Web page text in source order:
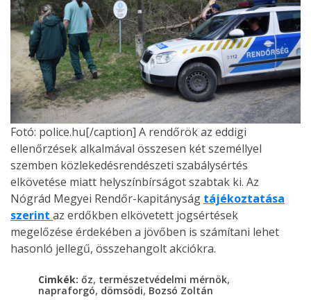
Fotó: police.hu[/caption] A rendőrök az eddigi
ellenőrzések alkalmával összesen két személlyel
szemben közlekedésrendészeti szabálysértés
elkövetése miatt helyszínbírságot szabtak ki. Az
Nógrád Megyei Rendőr-kapitányság tájékoztatása
szerint az erdőkben elkövetett jogsértések
megelőzése érdekében a jövőben is számítani lehet
hasonló jellegű, összehangolt akciókra.
Cimkék: őz, természetvédelmi mérnök,
napraforgó, dömsödi, Bozsó Zoltán